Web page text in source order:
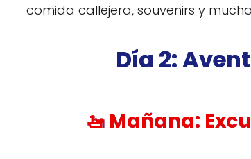
comida callejera, souvenirs y
Día 2:
🚤 Mañana: